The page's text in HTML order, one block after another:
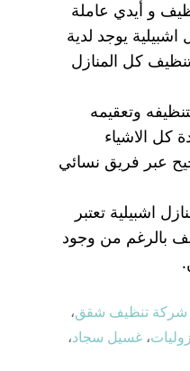
و أيدي عاملة
يوجد لدية
كل المنازل
وتعقيمه
كل الاشياء
عبر فريق نسائي
اشبيلية تعتبر
بالرغم من وجود
شركة تنظيف شقق،
، غسيل سجاد،